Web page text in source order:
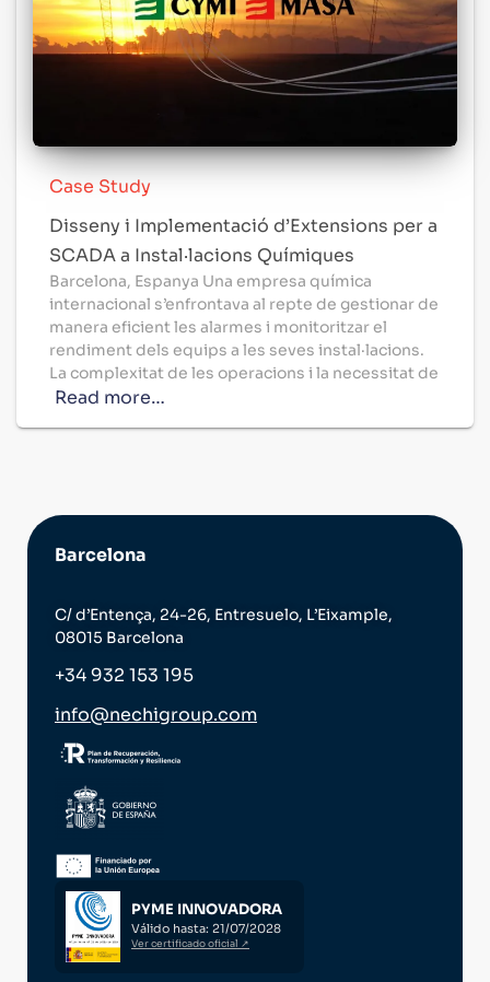
Case Study
Disseny i Implementació d’Extensions per a
SCADA a Instal·lacions Químiques
Barcelona, ​​Espanya Una empresa química
internacional s’enfrontava al repte de gestionar de
manera eficient les alarmes i monitoritzar el
rendiment dels equips a les seves instal·lacions.
La complexitat de les operacions i la necessitat de
Read more…
Barcelona
C/ d’Entença, 24-26, Entresuelo, L’Eixample,
08015 Barcelona
+34 932 153 195
info@nechigroup.com
PYME INNOVADORA
Válido hasta: 21/07/2028
Ver certificado oficial ↗